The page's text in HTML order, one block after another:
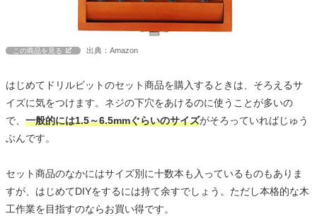
この商品を見る 出典：Amazon
はじめてドリルビットのセット商品を購入するときは、そろえるサ
イズに気をつけます。ネジの下穴をあけるのに使うことが多いの
で、 一般的には1.5～6.5mmぐらいのサイズがそろっていればじゅう
ぶんです。
セット商品のなかにはサイズ別に十数本も入っているものもありま
すが、はじめてDIYをするには持て余すでしょう。ただし本格的な木
工作業を目指すのならお買い得です。